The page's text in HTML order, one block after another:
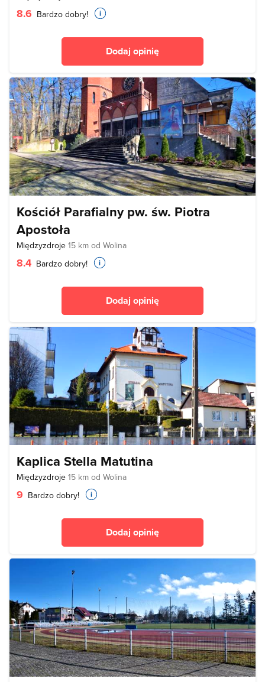
8.6 Bardzo dobry!
Dodaj opinię
Kościół Parafialny pw. św. Piotra
Apostoła
Międzyzdroje 15 km od Wolina
8.4 Bardzo dobry!
Dodaj opinię
Kaplica Stella Matutina
Międzyzdroje 15 km od Wolina
9 Bardzo dobry!
Dodaj opinię